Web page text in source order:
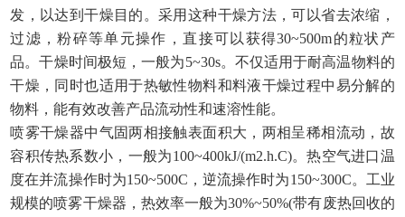
发，以达到干燥目的。采用这种干燥方法，可以省去浓缩，
过滤，粉碎等单元操作，直接可以获得30~500m的粒状产
品。干燥时间极短，一般为5~30s。不仅适用于耐高温物料的
干燥，同时也适用于热敏性物料和料液干燥过程中易分解的
物料，能有效改善产品流动性和速溶性能。
喷雾干燥器中气固两相接触表面积大，两相呈稀相流动，故
容积传热系数小，一般为100~400kJ/(m2.h.C)。热空气进口温
度在并流操作时为150~500C，逆流操作时为150~300C。工业
规模的喷雾干燥器，热效率一般为30%~50%(带有废热回收的